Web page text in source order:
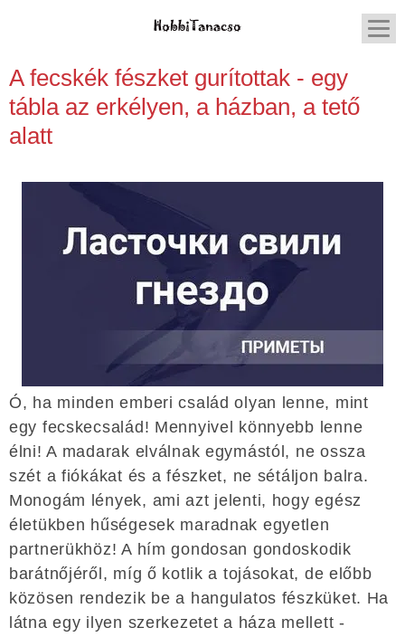
A fecskék fészket gurítottak - egy
tábla az erkélyen, a házban, a tető
alatt
Ó, ha minden emberi család olyan lenne, mint
egy fecskecsalád! Mennyivel könnyebb lenne
élni! A madarak elválnak egymástól, ne ossza
szét a fiókákat és a fészket, ne sétáljon balra.
Monogám lények, ami azt jelenti, hogy egész
életükben hűségesek maradnak egyetlen
partnerükhöz! A hím gondosan gondoskodik
barátnőjéről, míg ő kotlik a tojásokat, de előbb
közösen rendezik be a hangulatos fészküket. Ha
látna egy ilyen szerkezetet a háza mellett -